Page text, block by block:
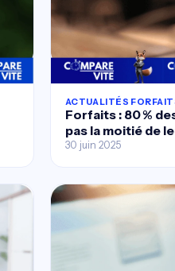
ACTUALITÉS
Forfaits : 80 %
pas la moitié de
30 juin 2025